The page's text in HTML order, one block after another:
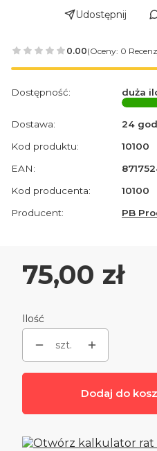
Udostępnij
0.00(Oceny: 0
Dostępność: duża
Dostawa:
24
Kod produktu:
10100
EAN:
Kod producenta:
10100
Producent:
PB
Cena
75,00 zł
Ilość
szt.
Dodaj do